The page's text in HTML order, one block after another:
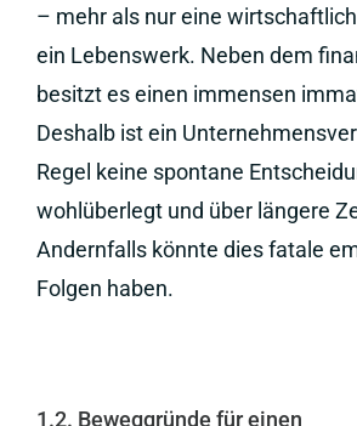
– mehr als nur eine
ein Lebenswerk. Neben dem
besitzt es einen immensen
Deshalb ist ein
Regel keine spontane
wohlüberlegt und über längere
Andernfalls könnte dies fatale
Folgen haben.
1.2. Beweggründe für einen